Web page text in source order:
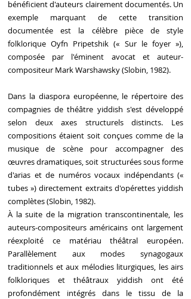
bénéficient d'auteurs clairement documentés. Un
exemple marquant de cette transition
documentée est la célèbre pièce de style
folklorique Oyfn Pripetshik (« Sur le foyer »),
composée par l'éminent avocat et auteur-
compositeur Mark Warshawsky (Slobin, 1982).
Dans la diaspora européenne, le répertoire des
compagnies de théâtre yiddish s'est développé
selon deux axes structurels distincts. Les
compositions étaient soit conçues comme de la
musique de scène pour accompagner des
œuvres dramatiques, soit structurées sous forme
d'arias et de numéros vocaux indépendants («
tubes ») directement extraits d'opérettes yiddish
complètes (Slobin, 1982).
À la suite de la migration transcontinentale, les
auteurs-compositeurs américains ont largement
réexploité ce matériau théâtral européen.
Parallèlement aux modes synagogaux
traditionnels et aux mélodies liturgiques, les airs
folkloriques et théâtraux yiddish ont été
profondément intégrés dans le tissu de la